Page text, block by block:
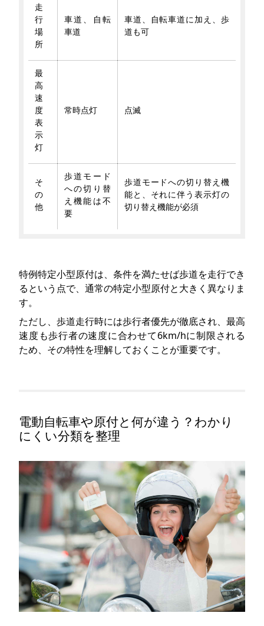
走
行
場
所
車道、自転
車道
車道、自転車道に加え、歩
道も可
最
高
速
度
表
示
灯
常時点灯 点滅
そ
の
他
歩道モード
への切り替
え機能は不
要
歩道モードへの切り替え機
能と、それに伴う表示灯の
切り替え機能が必須
特例特定小型原付は、条件を満たせば歩道を走行でき
るという点で、通常の特定小型原付と大きく異なりま
す。
ただし、歩道走行時には歩行者優先が徹底され、最高
速度も歩行者の速度に合わせて6km/hに制限される
ため、その特性を理解しておくことが重要です。
電動自転車や原付と何が違う？わかり
にくい分類を整理